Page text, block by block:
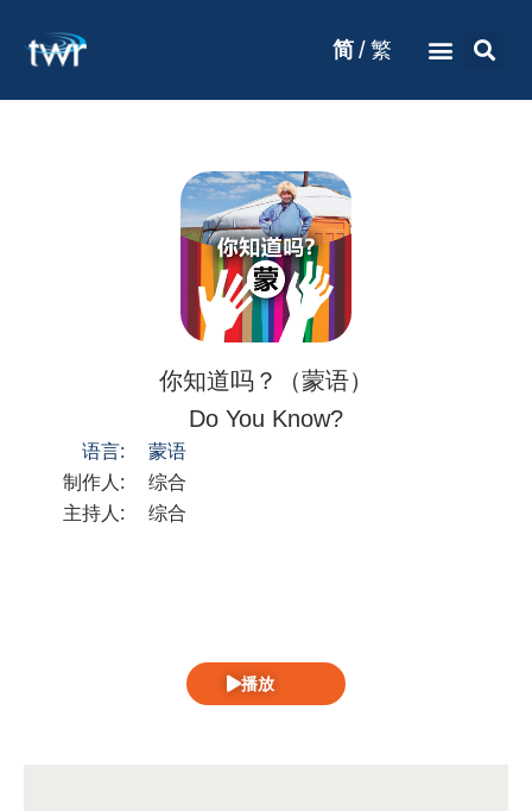
简 / 繁
你知道吗？（蒙语）
Do You Know?
语言:
蒙语
制作人:
综合
主持人:
综合
播放